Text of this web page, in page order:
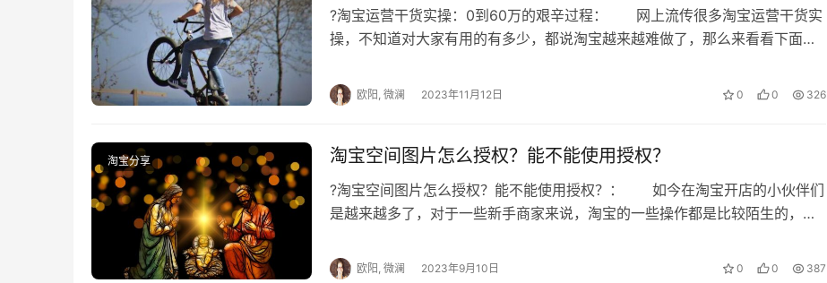
?淘宝运营干货实操：0到60万的艰辛过程： 网上流传很多淘宝运营干货实
操，不知道对大家有用的有多少，都说淘宝越来越难做了，那么来看看下面的
欧阳, 微澜 2023年11月12日 0 0 326
淘宝分享 淘宝空间图片怎么授权？能不能使用授权？
?淘宝空间图片怎么授权？能不能使用授权？： 如今在淘宝开店的小伙伴们
是越来越多了，对于一些新手商家来说，淘宝的一些操作都是比较陌生的，毕
欧阳, 微澜 2023年9月10日 0 0 387